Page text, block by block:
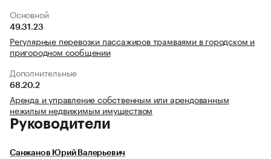
Основной
49.31.23
Регулярные перевозки пассажиров трамваями в городском и
пригородном сообщении
Дополнительные
68.20.2
Аренда и управление собственным или арендованным
нежилым недвижимым имуществом
Руководители
Санжанов Юрий Валерьевич